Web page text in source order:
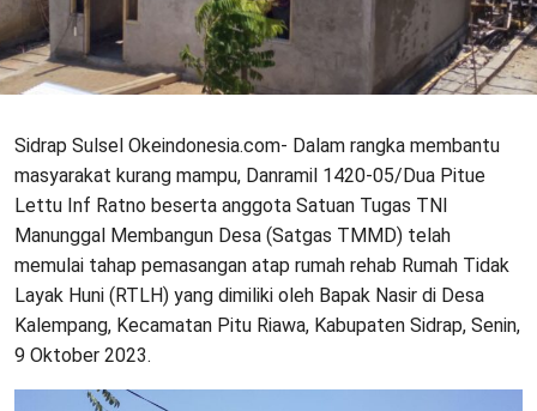
Sidrap Sulsel Okeindonesia.com- Dalam rangka membantu
masyarakat kurang mampu, Danramil 1420-05/Dua Pitue
Lettu Inf Ratno beserta anggota Satuan Tugas TNI
Manunggal Membangun Desa (Satgas TMMD) telah
memulai tahap pemasangan atap rumah rehab Rumah Tidak
Layak Huni (RTLH) yang dimiliki oleh Bapak Nasir di Desa
Kalempang, Kecamatan Pitu Riawa, Kabupaten Sidrap, Senin,
9 Oktober 2023.